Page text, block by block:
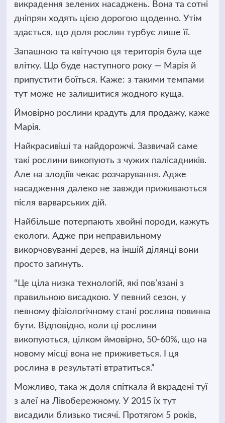
викрадення зелених насаджень. Вона та сотні
дніпрян ходять цією дорогою щоденно. Утім
здається, що доля рослин турбує лише її.
Запашною та квітучою ця територія була ще
влітку. Що буде наступного року — Марія й
припустити боїться. Каже: з такими темпами
тут може не залишитися жодного куща.
Ймовірно рослини крадуть для продажу, каже
Марія.
Найкрасивіші та найдорожчі. Зазвичай саме
такі рослини викопують з чужих палісадників.
Але на злодіїв чекає розчарування. Адже
насадження далеко не завжди приживаються
після варварських дій.
Найбільше потерпають хвойні породи, кажуть
екологи. Адже при неправильному
викорчовуванні дерев, на іншій ділянці вони
просто загинуть.
“Це ціла низка технологій, які пов’язані з
правильною висадкою. У певний сезон, у
певному фізіологічному стані рослина повинна
бути. Відповідно, коли ці рослини
викопуються, цілком ймовірно, 50-60%, що на
новому місці вона не приживеться. І ця
рослина в результаті втратиться.”
Можливо, така ж доля спіткала й вкрадені туї
з алеї на Лівобережному. У 2015 їх тут
висадили близько тисячі. Протягом 5 років,